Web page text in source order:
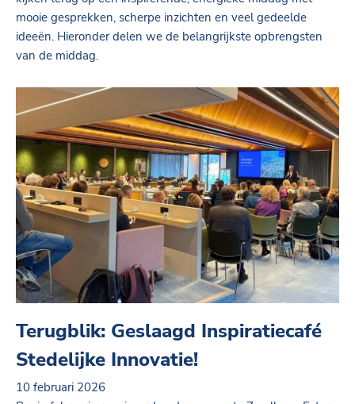
mooie gesprekken, scherpe inzichten en veel gedeelde
ideeën. Hieronder delen we de belangrijkste opbrengsten
van de middag.
Terugblik: Geslaagd Inspiratiecafé
Stedelijke Innovatie!
10 februari 2026